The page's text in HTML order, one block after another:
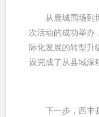
从鹿城围场到世
次活动的成功举办
际化发展的转型升
设完成了从县域深
下一步，西丰县